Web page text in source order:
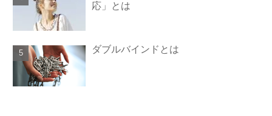
応」とは
ダブルバインドとは